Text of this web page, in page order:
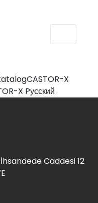
CASTOR-X
X Pусский
Caddesi 12